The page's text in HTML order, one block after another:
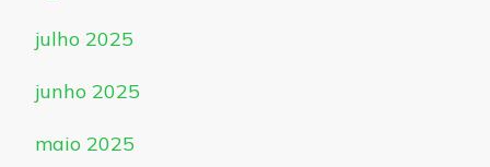
julho 2025
junho 2025
maio 2025